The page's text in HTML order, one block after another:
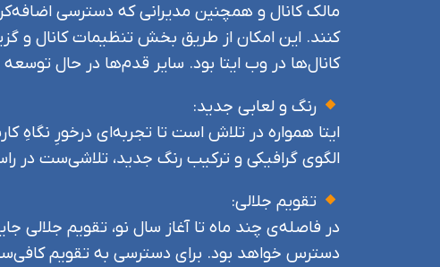
مالک کانال و همچنین مدیرانی که دسترسی
کنند. این امکان از طریق بخش تنظیمات کانال و
کانال‌ها در وب ایتا بود. سایر قدم‌ها در حال
رنگ و لعابی جدید:
ایتا همواره در تلاش است تا تجربه‌ای درخورِ
الگوی گرافیکی و ترکیب رنگ جدید، تلاشی‌ست در
تقویم جلالی:
در فاصله‌ی چند ماه تا آغاز سال نو، تقویم
دسترس خواهد بود. برای دسترسی به تقویم